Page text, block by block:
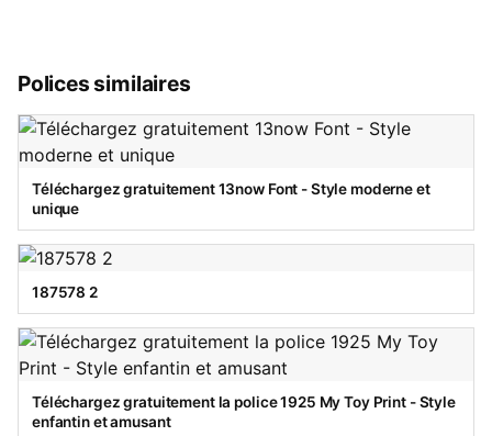
Polices similaires
Téléchargez gratuitement 13now Font - Style moderne et
unique
187578 2
Téléchargez gratuitement la police 1925 My Toy Print - Style
enfantin et amusant